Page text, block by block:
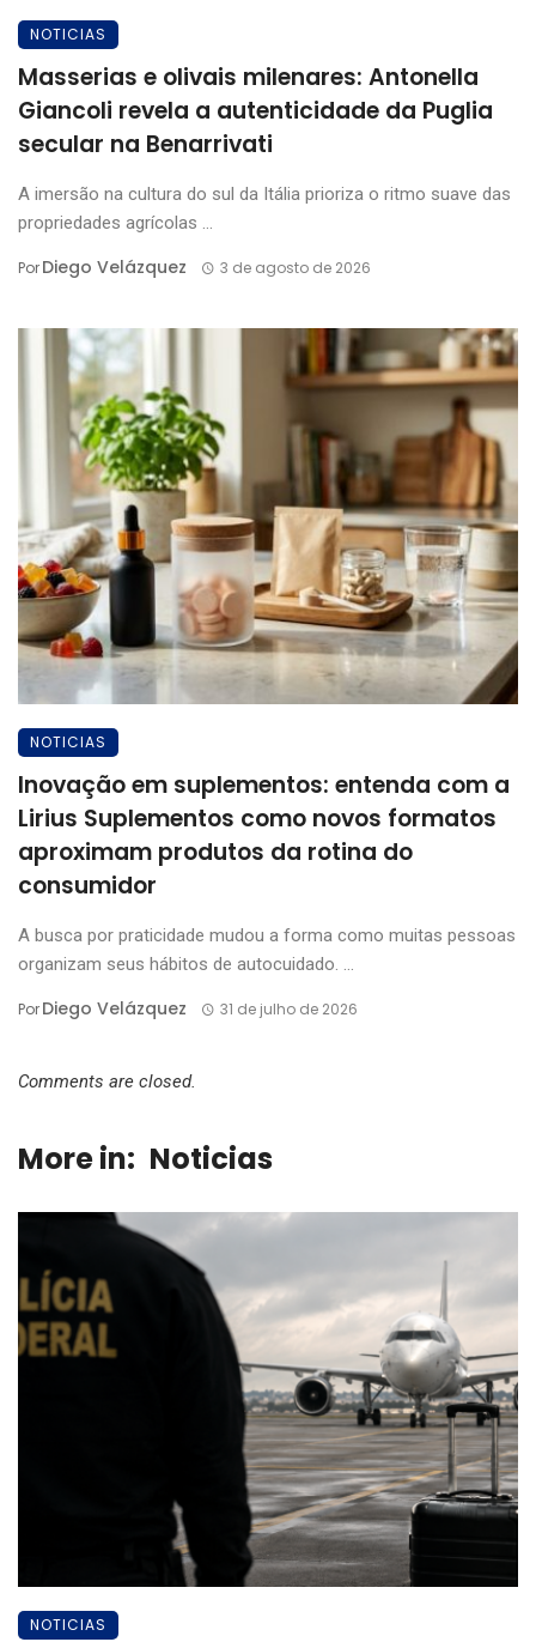
NOTICIAS
Masserias e olivais milenares: Antonella
Giancoli revela a autenticidade da Puglia
secular na Benarrivati
A imersão na cultura do sul da Itália prioriza o ritmo suave das
propriedades agrícolas ...
PorDiego Velázquez 3 de agosto de 2026
NOTICIAS
Inovação em suplementos: entenda com a
Lirius Suplementos como novos formatos
aproximam produtos da rotina do
consumidor
A busca por praticidade mudou a forma como muitas pessoas
organizam seus hábitos de autocuidado. ...
PorDiego Velázquez 31 de julho de 2026
Comments are closed.
More in: Noticias
NOTICIAS